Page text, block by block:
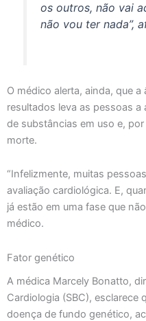
os outros, não vai
não vou ter nada”,
O médico alerta, ainda, que
resultados leva as pessoas
de substâncias em uso e,
morte.
“Infelizmente, muitas
avaliação cardiológica. E,
já estão em uma fase que
médico.
Fator genético
A médica Marcely Bonatto,
Cardiologia (SBC), esclarece
doença de fundo genético,